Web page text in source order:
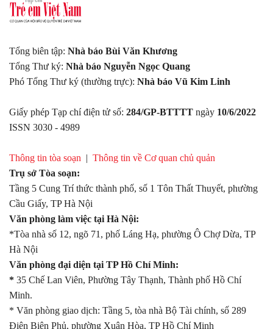
Tổng biên tập: Nhà báo Bùi Văn Khương
Tổng Thư ký: Nhà báo Nguyễn Ngọc Quang
Phó Tổng Thư ký (thường trực): Nhà báo Vũ Kim Linh
Giấy phép Tạp chí điện tử số: 284/GP-BTTTT ngày 10/6/2022
ISSN 3030 - 4989
Thông tin tòa soạn | Thông tin về Cơ quan chủ quản
Trụ sở Tòa soạn:
Tầng 5 Cung Trí thức thành phố, số 1 Tôn Thất Thuyết, phường
Cầu Giấy, TP Hà Nội
Văn phòng làm việc tại Hà Nội:
*Tòa nhà số 12, ngõ 71, phố Láng Hạ, phường Ô Chợ Dừa, TP
Hà Nội
Văn phòng đại diện tại TP Hồ Chí Minh:
* 35 Chế Lan Viên, Phường Tây Thạnh, Thành phố Hồ Chí
Minh.
* Văn phòng giao dịch: Tầng 5, tòa nhà Bộ Tài chính, số 289
Điện Biên Phủ, phường Xuân Hòa, TP Hồ Chí Minh